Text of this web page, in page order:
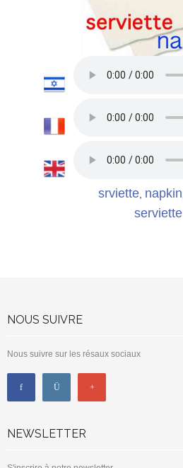
srviette, napkin
serviette
NOUS SUIVRE
Nous suivre sur les résaux sociaux
NEWSLETTER